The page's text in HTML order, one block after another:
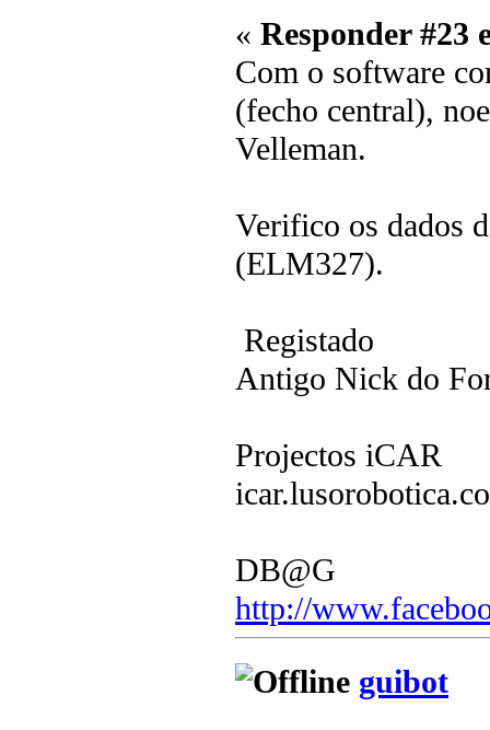
« Responder #23
Com o software
(fecho central),
Velleman.
Verifico os dados
(ELM327).
Registado
Antigo Nick do
Projectos iCAR
DB@G
http://
guibot